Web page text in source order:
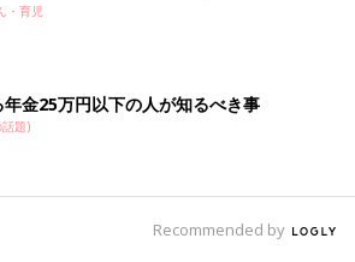
・育児
年金25万円以下の人が知るべき事
話題)
Recommended by